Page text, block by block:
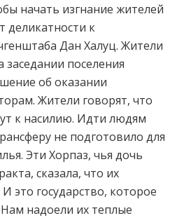
начать изгнание жителей
деликатности к
Дан Халуц. Жители
поселения
об оказании
Жители говорят, что
к насилию. Идти людям
не подготовило для
Эти Хорпаз, чья дочь
сказала, что их
это государство, которое
надоели их теплые